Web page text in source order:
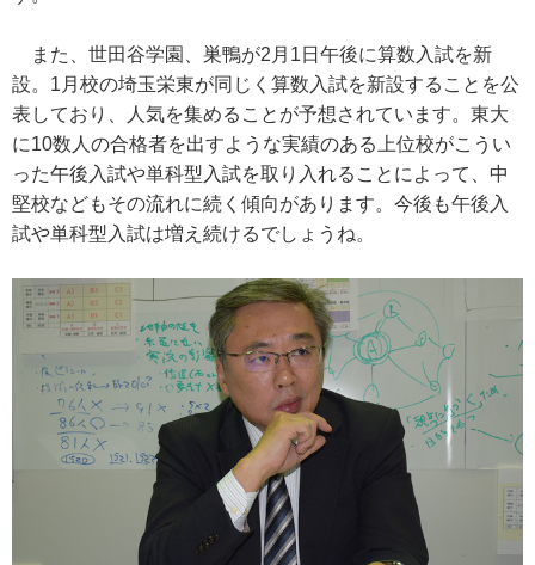
また、世田谷学園、巣鴨が2月1日午後に算数入試を新
設。1月校の埼玉栄東が同じく算数入試を新設することを公
表しており、人気を集めることが予想されています。東大
に10数人の合格者を出すような実績のある上位校がこうい
った午後入試や単科型入試を取り入れることによって、中
堅校などもその流れに続く傾向があります。今後も午後入
試や単科型入試は増え続けるでしょうね。